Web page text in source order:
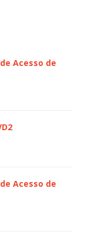
Acesso de
Acesso de